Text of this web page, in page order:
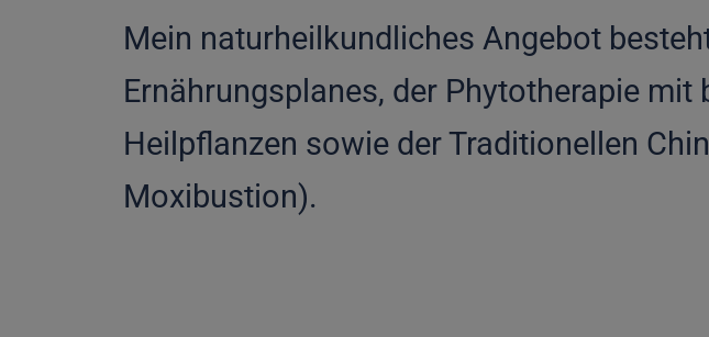
Mein naturheilkundliches Angebot
Ernährungsplanes, der Phytotherapie
Heilpflanzen sowie der Traditionellen
Moxibustion).